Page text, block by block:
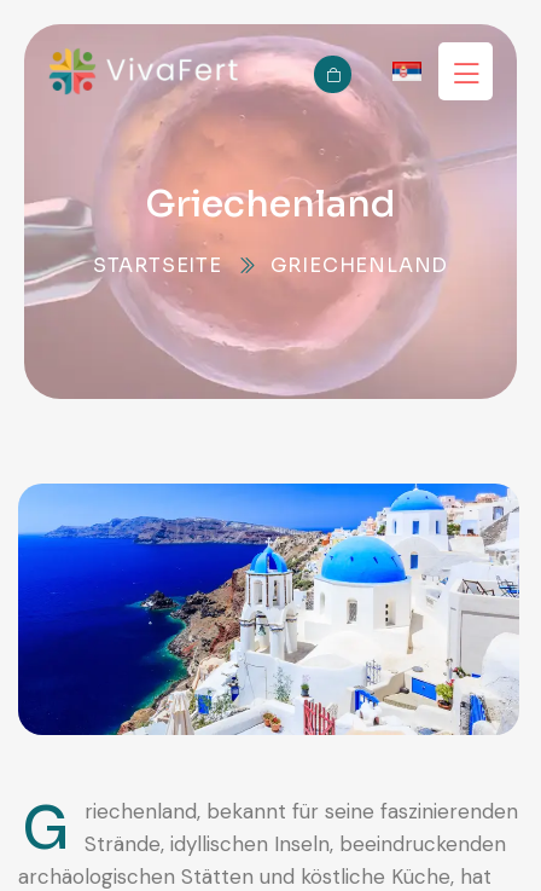
Griechenland
STARTSEITE GRIECHENLAND
G
riechenland, bekannt für seine faszinierenden
Strände, idyllischen Inseln, beeindruckenden
archäologischen Stätten und köstliche Küche, hat